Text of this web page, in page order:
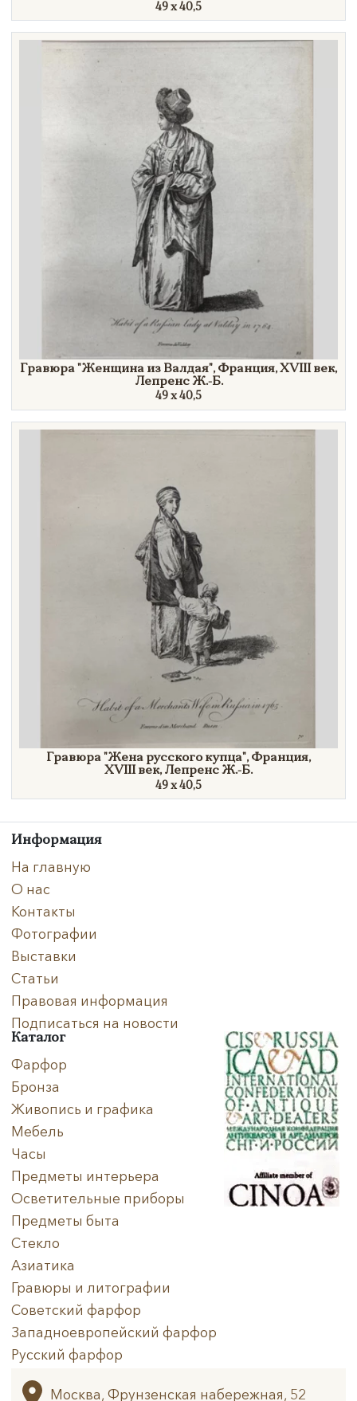
49 х 40,5
Гравюра"Женщина из Валдая", Франция,XVIII век,
Лепренс Ж.-Б.
49 х 40,5
Гравюра "Жена русскогокупца", Франция,
XVIII век, Лепренс Ж.-Б.
49 х 40,5
Информация
На главную
О нас
Контакты
Фотографии
Выставки
Статьи
Правовая информация
Подписаться на новости
Каталог
Фарфор
Бронза
Живопись и графика
Мебель
Часы
Предметы интерьера
Осветительные приборы
Предметы быта
Стекло
Азиатика
Гравюры и литографии
Советский фарфор
Западноевропейский фарфор
Русский фарфор
Архив
Москва, Фрунзенская набережная, 52